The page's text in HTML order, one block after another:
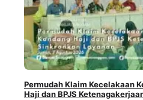
Permudah Klaim Kecelakaan
Haji dan BPJS